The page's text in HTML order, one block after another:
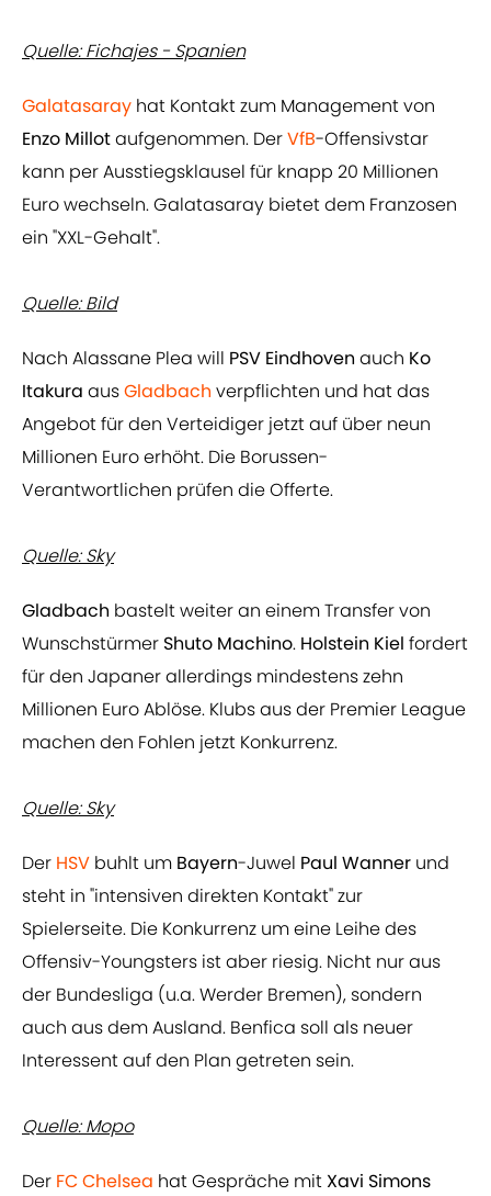
Quelle: Fichajes - Spanien
Galatasaray hat Kontakt zum Management von
Enzo Millotaufgenommen. DerVfB-Offensivstar
kann per Ausstiegsklausel für knapp 20 Millionen
Euro wechseln. Galatasaray bietet dem Franzosen
ein "XXL-Gehalt".
Quelle: Bild
Nach Alassane Plea will PSV Eindhoven auch Ko
Itakura ausGladbach verpflichten und hat das
Angebot für den Verteidiger jetzt auf über neun
Millionen Euro erhöht. Die Borussen-
Verantwortlichen prüfen die Offerte.
Quelle: Sky
Gladbach bastelt weiter an einem Transfer von
Wunschstürmer Shuto Machino. Holstein Kiel fordert
für den Japaner allerdings mindestens zehn
Millionen Euro Ablöse. Klubs aus der Premier League
machen den Fohlen jetzt Konkurrenz.
Quelle: Sky
Der HSV buhlt um Bayern-Juwel Paul Wanner und
steht in "intensiven direkten Kontakt" zur
Spielerseite. Die Konkurrenz um eine Leihe des
Offensiv-Youngsters ist aber riesig. Nicht nur aus
der Bundesliga (u.a. Werder Bremen), sondern
auch aus dem Ausland. Benfica soll als neuer
Interessent auf den Plan getreten sein.
Quelle: Mopo
Der FC Chelsea hat Gespräche mit Xavi Simons